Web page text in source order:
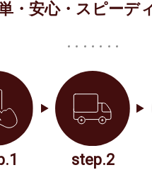
・安心・スピーデ
step.2